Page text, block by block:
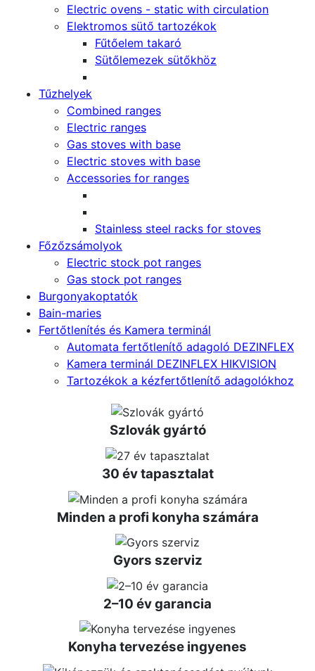
Electric ovens - static with circulation
Elektromos sütő tartozékok
Fűtőelem takaró
Sütőlemezek sütőkhöz
Tűzhelyek
Combined ranges
Electric ranges
Gas stoves with base
Electric stoves with base
Accessories for ranges
Stainless steel racks for stoves
Főzőzsámolyok
Electric stock pot ranges
Gas stock pot ranges
Burgonyakoptatók
Bain-maries
Fertőtlenítés és Kamera terminál
Automata fertőtlenítő adagoló DEZINFLEX
Kamera terminál DEZINFLEX HIKVISION
Tartozékok a kézfertőtlenítő adagolókhoz
Szlovák gyártó
30 év tapasztalat
Minden a profi konyha számára
Gyors szerviz
2–10 év garancia
Konyha tervezése ingyenes